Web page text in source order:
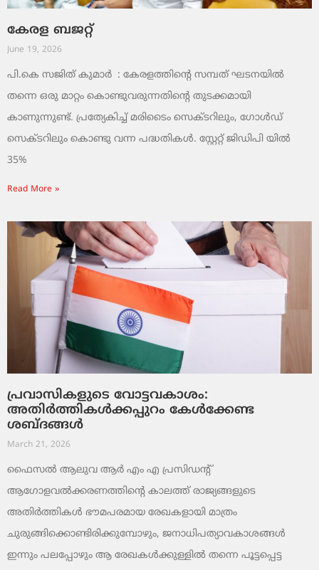
കേരള ബജറ്റ്
June 19, 2026
പി.കെ സജിത് കുമാര്‍ : കേരളത്തിന്റെ സമ്പത് ഘടനയിൽ
തന്നെ ഒരു മാറ്റം കൊണ്ടുവരുന്നതിന്റെ തുടക്കമായി
കാണുന്നുണ്ട്. പ്രത്യേകിച്ച് മരിടൈം സെക്ടറിലും, ഗോൾഡ്
സെക്ടറിലും കൊണ്ടു വന്ന പദ്ധതികൾ. സ്റ്റേറ്റ് ജിഡിപി യിൽ
35%
Read More »
പ്രവാസികളുടെ വോട്ടവകാശം:
അതിർത്തികൾക്കപ്പുറം കേൾക്കേണ്ട
ശബ്ദങ്ങൾ
March 21, 2026
ഫൈസൽ ആലുവ ആർ എം എ പ്രസിഡന്റ്
ആഗോളവൽക്കരണത്തിന്റെ കാലത്ത് രാജ്യങ്ങളുടെ
അതിർത്തികൾ ഭൗമപരമായ രേഖകളായി മാത്രം
ചുരുങ്ങിക്കൊണ്ടിരിക്കുമ്പോഴും, ജനാധിപത്യാവകാശങ്ങൾ
ഇന്നും പലപ്പോഴും ആ രേഖകൾക്കുള്ളിൽ തന്നെ പൂട്ടപ്പെട്ട